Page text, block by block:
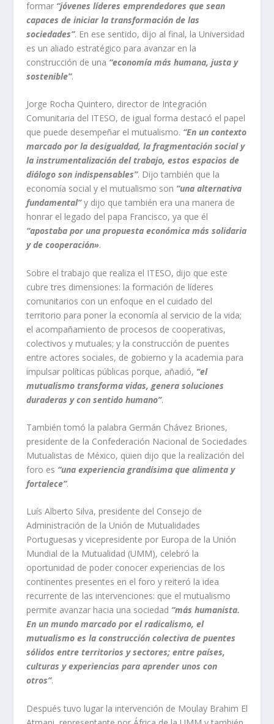
formar “jóvenes líderes emprendedores que sean
capaces de iniciar la transformación de las
sociedades”. En ese sentido, dijo al final, la Universidad
es un aliado estratégico para avanzar en la
construcción de una “economía más humana, justa y
sostenible”.
Jorge Rocha Quintero, director de Integración
Comunitaria del ITESO, de igual forma destacó el papel
que puede desempeñar el mutualismo. “En un contexto
marcado por la desigualdad, la fragmentación social y
la instrumentalización del trabajo, estos espacios de
diálogo son indispensables”. Dijo también que la
economía social y el mutualismo son “una alternativa
fundamental”y dijo que también era una manera de
honrar el legado del papa Francisco, ya que él
“apostaba por una propuesta económica más solidaria
y de cooperación».
Sobre el trabajo que realiza el ITESO, dijo que este
cubre tres dimensiones: la formación de líderes
comunitarios con un enfoque en el cuidado del
territorio para poner la economía al servicio de la vida;
el acompañamiento de procesos de cooperativas,
colectivos y mutuales; y la construcción de puentes
entre actores sociales, de gobierno y la academia para
impulsar políticas públicas porque, añadió, “el
mutualismo transforma vidas, genera soluciones
duraderas y con sentido humano”.
También tomó la palabra Germán Chávez Briones,
presidente de la Confederación Nacional de Sociedades
Mutualistas de México, quien dijo que la realización del
foro es “una experiencia grandísima que alimenta y
fortalece”.
Luís Alberto Silva, presidente del Consejo de
Administración de la Unión de Mutualidades
Portuguesas y vicepresidente por Europa de la Unión
Mundial de la Mutualidad (UMM), celebró la
oportunidad de poder conocer experiencias de los
continentes presentes en el foro y reiteró la idea
recurrente de las intervenciones: que el mutualismo
permite avanzar hacia una sociedad “más humanista.
En un mundo marcado por el radicalismo, el
mutualismo es la construcción colectiva de puentes
sólidos entre territorios y sectores; entre países,
culturas y experiencias para aprender unos con
otros”.
Después tuvo lugar la intervención de Moulay Brahim El